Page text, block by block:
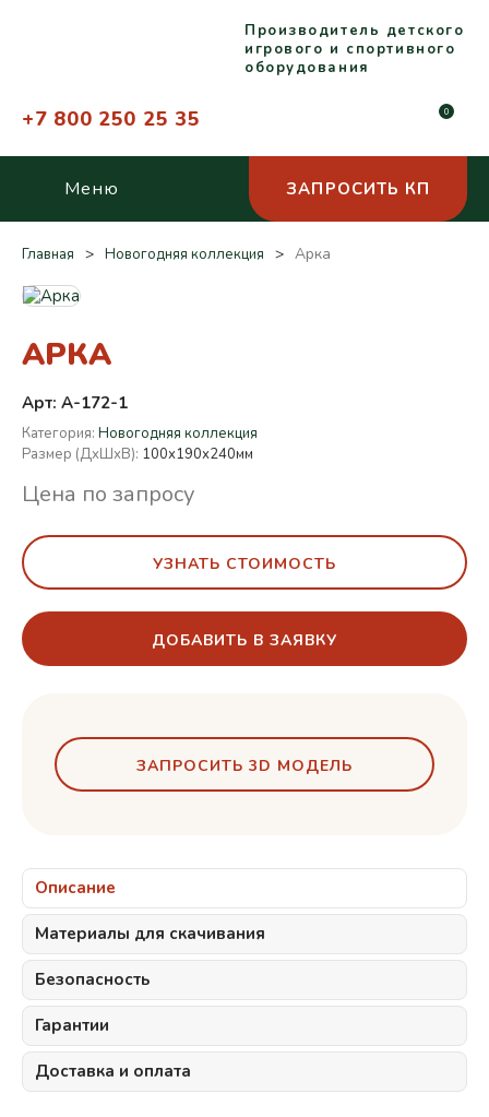
Производитель детского
игрового и спортивного
оборудования
+7 800 250 25 35 0
Меню ЗАПРОСИТЬ КП
Главная Новогодняя коллекция Арка
АРКА
Арт: A-172-1
Категория: Новогодняя коллекция
Размер (ДхШхВ): 100х190х240мм
Цена по запросу
УЗНАТЬ СТОИМОСТЬ
ДОБАВИТЬ В ЗАЯВКУ
ЗАПРОСИТЬ 3D МОДЕЛЬ
Описание
Материалы для скачивания
Безопасность
Гарантии
Доставка и оплата